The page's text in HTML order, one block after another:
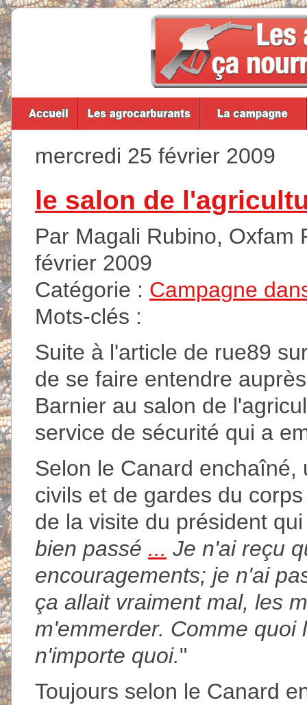
mercredi 25 février 2009
le salon de
Par Magali Rubino, Oxfam
février 2009
Catégorie : Campagne
Mots-clés :
Suite à l'article de rue89
de se faire entendre
Barnier au salon de
service de sécurité qui a
Selon le Canard
civils et de gardes du
de la visite du président
bien passé ... Je n'ai reçu
encouragements; je n'ai
ça allait vraiment mal, les
m'emmerder. Comme quoi
n'importe quoi."
Toujours selon le Canard